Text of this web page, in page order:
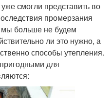
смогли представить во
промерзания
мы больше не будем
ли это нужно, а
способы утепления.
для